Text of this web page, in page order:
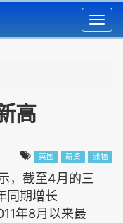
高
英国 薪资 涨幅
，截至4月的三
同期增长
年8月以来最